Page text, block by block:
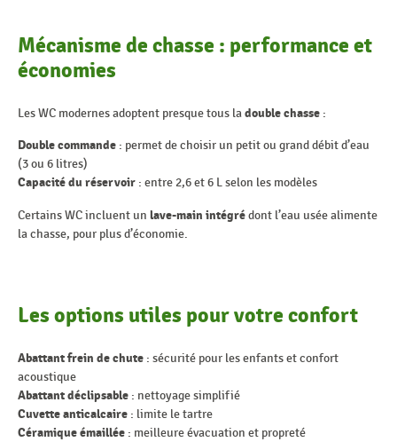
Mécanisme de chasse : performance et
économies
Les WC modernes adoptent presque tous ladouble chasse :
Double commande : permet de choisir un petit ou grand débit d’eau
(3 ou 6 litres)
Capacité du réservoir : entre 2,6 et 6 L selon les modèles
Certains WC incluent un lave-main intégrédont l’eau usée alimente
la chasse, pour plus d’économie.
Les options utiles pour votre confort
Abattant frein de chute : sécurité pour les enfants et confort
acoustique
Abattant déclipsable : nettoyage simplifié
Cuvette anticalcaire : limite le tartre
Céramique émaillée : meilleure évacuation et propreté